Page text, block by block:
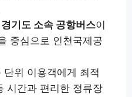
경기도 소속 공항버스이
중심으로 인천국제공
위 이용객에게 최적
시간과 편리한 정류장